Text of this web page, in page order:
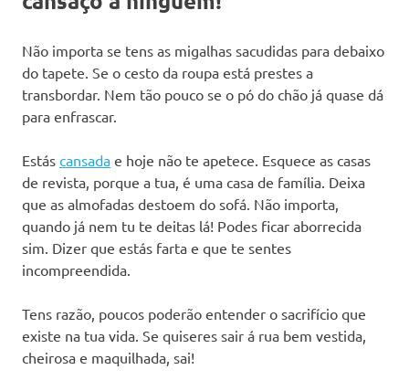
Não importa se tens as migalhas sacudidas para debaixo
do tapete. Se o cesto da roupa está prestes a
transbordar. Nem tão pouco se o pó do chão já quase dá
para enfrascar.
Estás cansada e hoje não te apetece. Esquece as casas
de revista, porque a tua, é uma casa de família. Deixa
que as almofadas destoem do sofá. Não importa,
quando já nem tu te deitas lá! Podes ficar aborrecida
sim. Dizer que estás farta e que te sentes
incompreendida.
Tens razão, poucos poderão entender o sacrifício que
existe na tua vida. Se quiseres sair á rua bem vestida,
cheirosa e maquilhada, sai!